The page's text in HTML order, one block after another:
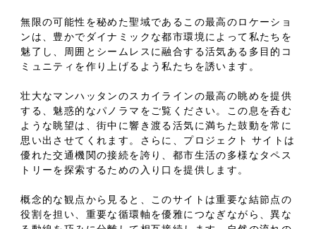
無限の可能性を秘めた聖域であるこの最高のロケーショ
ンは、豊かでダイナミックな都市環境によって私たちを
魅了し、周囲とシームレスに融合する活気ある多目的コ
ミュニティを作り上げるよう私たちを誘います。
壮大なマンハッタンのスカイラインの最高の眺めを提供
する、魅惑的なパノラマをご覧ください。この息を呑む
ような眺望は、街中に響き渡る活気に満ちた鼓動を常に
思い出させてくれます。さらに、プロジェクト サイトは
優れた交通機関の接続を誇り、都市生活の多様なタペス
トリーを探索するための入り口を提供します。
概念的な観点から見ると、このサイトは重要な結節点の
役割を担い、重要な循環軸を優雅につなぎながら、異な